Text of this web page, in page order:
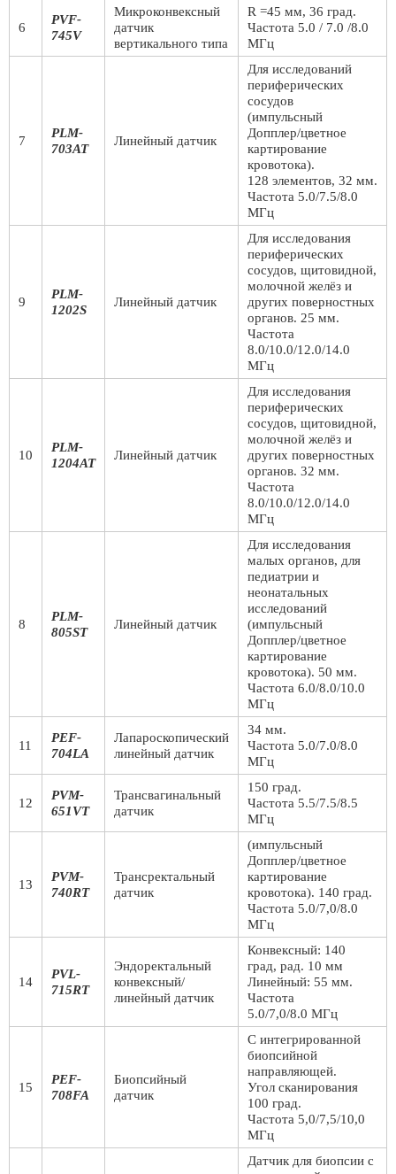
6
PVF-
745V
Микроконвексный
датчик
вертикального типа
R =45 мм, 36 град.
Частота 5.0 / 7.0 /8.0
МГц
7
PLM-
703AT
Линейный датчик
Для исследований
периферических
сосудов
(импульсный
Допплер/цветное
картирование
кровотока).
128 элементов, 32 мм.
Частота 5.0/7.5/8.0
МГц
9
PLM-
1202S
Линейный датчик
Для исследования
периферических
сосудов, щитовидной,
молочной желёз и
других поверностных
органов. 25 мм.
Частота
8.0/10.0/12.0/14.0
МГц
10
PLM-
1204AT
Линейный датчик
Для исследования
периферических
сосудов, щитовидной,
молочной желёз и
других поверностных
органов. 32 мм.
Частота
8.0/10.0/12.0/14.0
МГц
8
PLM-
805ST
Линейный датчик
Для исследования
малых органов, для
педиатрии и
неонатальных
исследований
(импульсный
Допплер/цветное
картирование
кровотока). 50 мм.
Частота 6.0/8.0/10.0
МГц
11
PEF-
704LA
Лапароскопический
линейный датчик
34 мм.
Частота 5.0/7.0/8.0
МГц
12
PVM-
651VT
Трансвагинальный
датчик
150 град.
Частота 5.5/7.5/8.5
МГц
13
PVM-
740RT
Трансректальный
датчик
(импульсный
Допплер/цветное
картирование
кровотока). 140 град.
Частота 5.0/7,0/8.0
МГц
14
PVL-
715RT
Эндоректальный
конвексный/
линейный датчик
Конвексный: 140
град, рад. 10 мм
Линейный: 55 мм.
Частота
5.0/7,0/8.0 МГц
15
PEF-
708FA
Биопсийный
датчик
С интегрированной
биопсийной
направляющей.
Угол сканирования
100 град.
Частота 5,0/7,5/10,0
МГц
Датчик для биопсии с